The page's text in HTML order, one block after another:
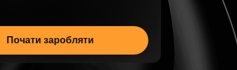
Ознайомитися зі спотом